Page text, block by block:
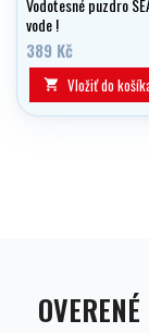
Vodotesné puzdro
vode !
389 Kč
 Vložiť do